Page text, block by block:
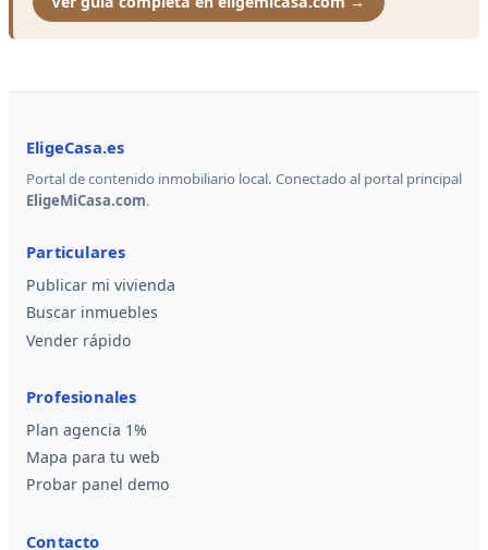
EligeCasa.es
Portal de contenido inmobiliario local. Conectado al portal principal
EligeMiCasa.com.
Particulares
Publicar mi vivienda
Buscar inmuebles
Vender rápido
Profesionales
Plan agencia 1%
Mapa para tu web
Probar panel demo
Contacto